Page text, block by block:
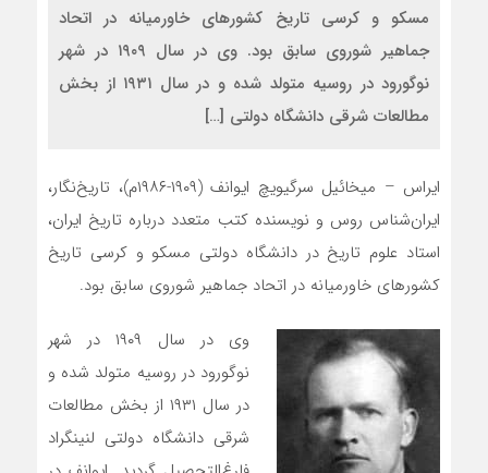
مسکو و کرسى تاریخ کشورهاى خاورمیانه در اتحاد
جماهیر شوروی سابق بود. وی در سال ۱۹۰۹ در شهر
نوگورود در روسیه متولد شده‌ و در سال ۱۹۳۱ از بخش
مطالعات شرقی دانشگاه دولتی […]
ایراس – میخائیل سرگیویچ ایوانف (۱۹۰۹-۱۹۸۶م)، تاریخ‌نگار،
ایران‌شناس روس و نویسنده کتب متعدد درباره تاریخ ایران،
استاد علوم تاریخ در دانشگاه دولتى مسکو و کرسى تاریخ
کشورهاى خاورمیانه در اتحاد جماهیر شوروی سابق بود.
وی در سال ۱۹۰۹ در شهر
نوگورود در روسیه متولد شده‌ و
در سال ۱۹۳۱ از بخش مطالعات
شرقی دانشگاه دولتی لنینگراد‌